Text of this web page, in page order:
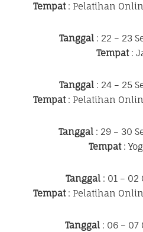
Tempat: Pelatihan
Tanggal: 22 – 23
Tempat:
Tanggal: 24 – 25
Tempat: Pelatihan
Tanggal : 29 – 30
Tempat:
Tanggal: 01 – 02
Tempat: Pelatihan
Tanggal : 06 – 07